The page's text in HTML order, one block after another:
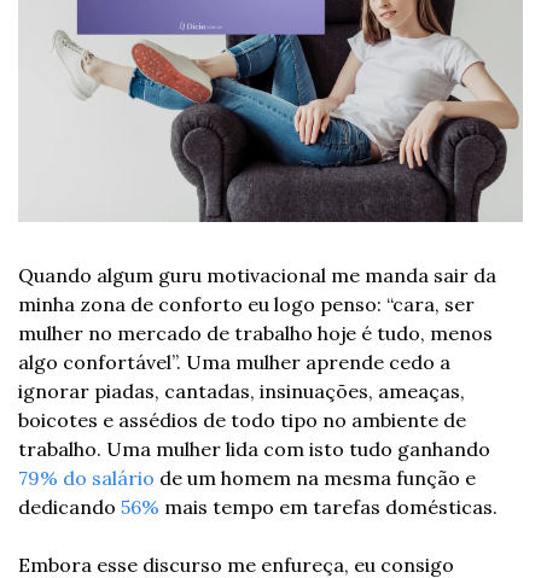
Quando algum guru motivacional me manda sair da
minha zona de conforto eu logo penso: “cara, ser
mulher no mercado de trabalho hoje é tudo, menos
algo confortável”. Uma mulher aprende cedo a
ignorar piadas, cantadas, insinuações, ameaças,
boicotes e assédios de todo tipo no ambiente de
79% do salário de um homem na mesma função e
dedicando 56% mais tempo em tarefas domésticas.
Embora esse discurso me enfureça, eu consigo